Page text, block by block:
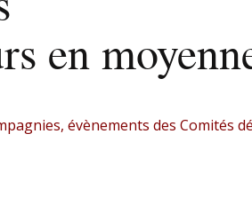
en
évènements des Comités